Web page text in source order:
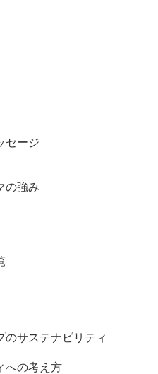
セージ
の強み
のサステナビリティ
への考え方